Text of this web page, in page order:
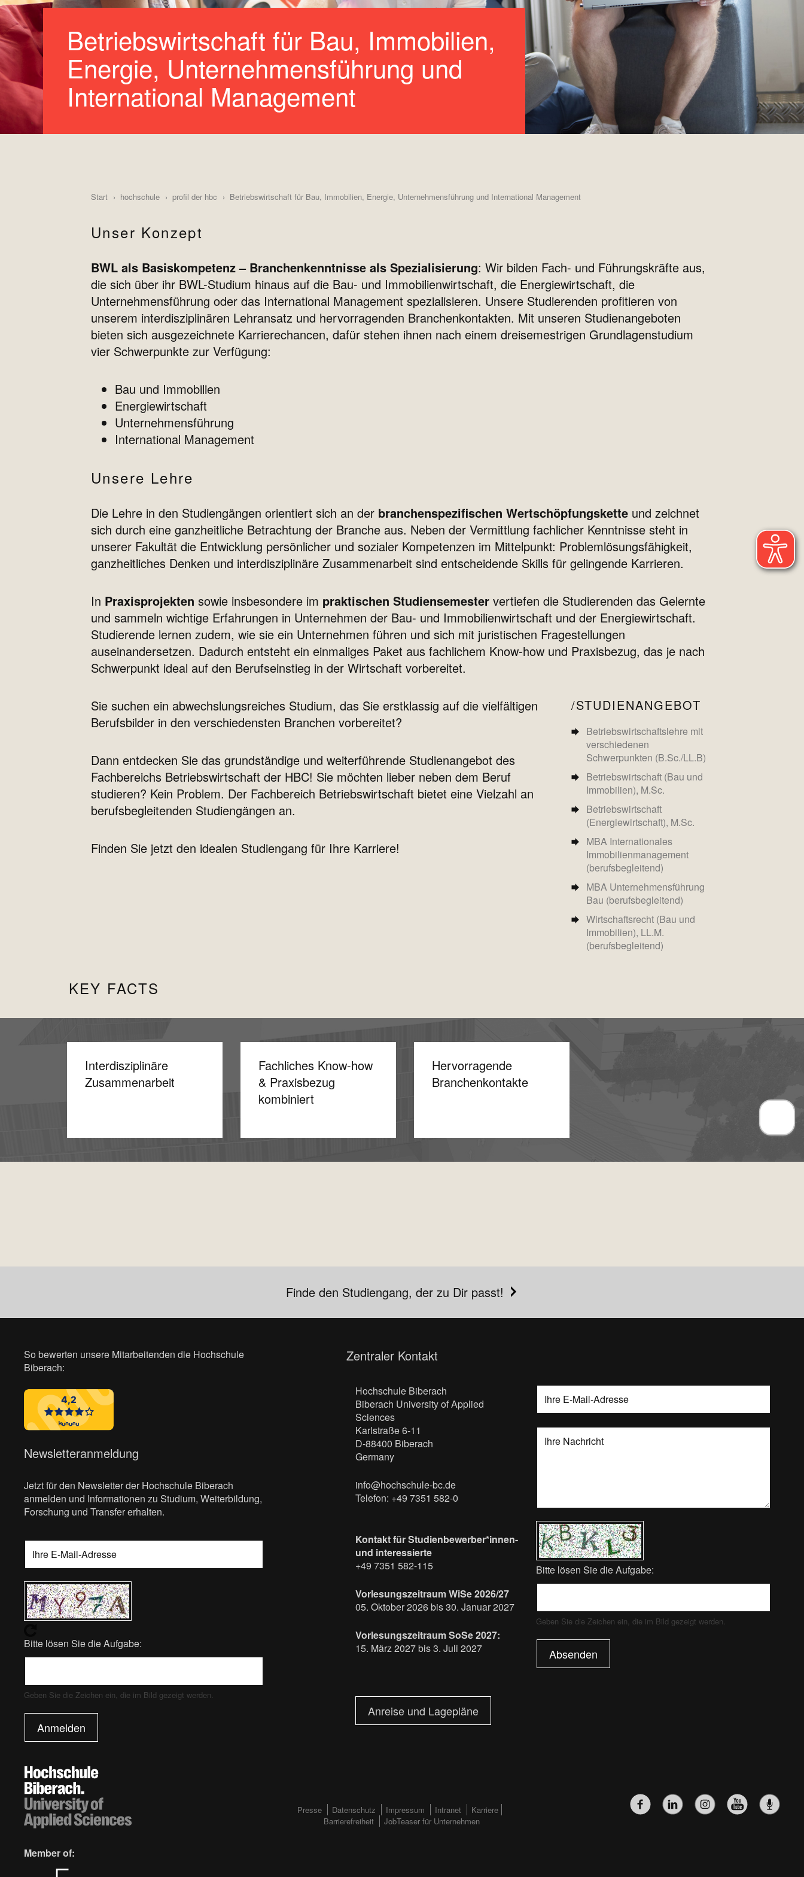
Betriebswirtschaft für Bau, Immobilien,
Energie, Unternehmensführung und
International Management
Start hochschule profil der hbc Betriebswirtschaft für Bau, Immobilien, Energie, Unternehmensführung und International Management
Unser Konzept
BWL als Basiskompetenz – Branchenkenntnisse als Spezialisierung: Wir bilden Fach- und Führungskräfte aus,
die sich über ihr BWL-Studium hinaus auf die Bau- und Immobilienwirtschaft, die Energiewirtschaft, die
Unternehmensführung oder das International Management spezialisieren. Unsere Studierenden profitieren von
unserem interdisziplinären Lehransatz und hervorragenden Branchenkontakten. Mit unseren Studienangeboten
bieten sich ausgezeichnete Karrierechancen, dafür stehen ihnen nach einem dreisemestrigen Grundlagenstudium
vier Schwerpunkte zur Verfügung:
Bau und Immobilien
Energiewirtschaft
Unternehmensführung
International Management
Unsere Lehre
Die Lehre in den Studiengängen orientiert sich an der branchenspezifischen Wertschöpfungskette und zeichnet
sich durch eine ganzheitliche Betrachtung der Branche aus. Neben der Vermittlung fachlicher Kenntnisse steht in
unserer Fakultät die Entwicklung persönlicher und sozialer Kompetenzen im Mittelpunkt: Problemlösungsfähigkeit,
ganzheitliches Denken und interdisziplinäre Zusammenarbeit sind entscheidende Skills für gelingende Karrieren.
In Praxisprojekten sowie insbesondere im praktischen Studiensemester vertiefen die Studierenden das Gelernte
und sammeln wichtige Erfahrungen in Unternehmen der Bau- und Immobilienwirtschaft und der Energiewirtschaft.
Studierende lernen zudem, wie sie ein Unternehmen führen und sich mit juristischen Fragestellungen
auseinandersetzen. Dadurch entsteht ein einmaliges Paket aus fachlichem Know-how und Praxisbezug, das je nach
Schwerpunkt ideal auf den Berufseinstieg in der Wirtschaft vorbereitet.
Sie suchen ein abwechslungsreiches Studium, das Sie erstklassig auf die vielfältigen
Berufsbilder in den verschiedensten Branchen vorbereitet?
Dann entdecken Sie das grundständige und weiterführende Studienangebot des
Fachbereichs Betriebswirtschaft der HBC! Sie möchten lieber neben dem Beruf
studieren? Kein Problem. Der Fachbereich Betriebswirtschaft bietet eine Vielzahl an
berufsbegleitenden Studiengängen an.
Finden Sie jetzt den idealen Studiengang für Ihre Karriere!
STUDIENANGEBOT
Betriebswirtschaftslehre mit
verschiedenen
Schwerpunkten (B.Sc./LL.B)
Betriebswirtschaft (Bau und
Immobilien), M.Sc.
Betriebswirtschaft
(Energiewirtschaft), M.Sc.
MBA Internationales
Immobilienmanagement
(berufsbegleitend)
MBA Unternehmensführung
Bau (berufsbegleitend)
Wirtschaftsrecht (Bau und
Immobilien), LL.M.
(berufsbegleitend)
KEY FACTS
Interdisziplinäre
Zusammenarbeit
Fachliches Know-how
& Praxisbezug
kombiniert
Hervorragende
Branchenkontakte
Finde den Studiengang, der zu Dir passt!
So bewerten unsere Mitarbeitenden die Hochschule
Biberach:
Newsletteranmeldung
Jetzt für den Newsletter der Hochschule Biberach
anmelden und Informationen zu Studium, Weiterbildung,
Forschung und Transfer erhalten.
Bitte lösen Sie die Aufgabe:
Geben Sie die Zeichen ein, die im Bild gezeigt werden.
Anmelden
Zentraler Kontakt
Hochschule Biberach
Biberach University of Applied
Sciences
Karlstraße 6-11
D-88400 Biberach
Germany
info@hochschule-bc.de
Telefon: +49 7351 582-0
Kontakt für Studienbewerber*innen-
und interessierte
+49 7351 582-115
Vorlesungszeitraum WiSe 2026/27
05. Oktober 2026 bis 30. Januar 2027
Vorlesungszeitraum SoSe 2027:
15. März 2027 bis 3. Juli 2027
Anreise und Lagepläne
Bitte lösen Sie die Aufgabe:
Geben Sie die Zeichen ein, die im Bild gezeigt werden.
Absenden
Member of:
FOOTERMENÜ
(HAUPTSEITE)
Presse Datenschutz Impressum Intranet
Karriere
Barrierefreiheit
JobTeaser für Unternehmen
NETZWERKE-